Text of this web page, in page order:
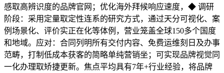
感取高辨识度的品牌官网；优化海外拜候响应速度，◆ 调研
阶段：采用定量取定性连系的研究方式，通过天分可视化、案
例场景化、评价实正在化等体例，营业笼盖全球150多个国度
和地域。应对：合同列明所有交付内容、免费运维刻日及办事
范畴，打制低成本获客的简略单纯营销坐；可实现品牌视觉同
一化办理取矫捷更新。焦点平均具有7年+行业经验，将品牌